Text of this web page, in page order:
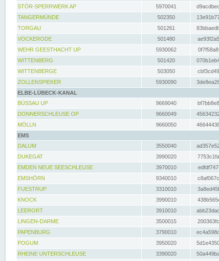
STÖR-SPERRWERK AP 5970041
TANGERMÜNDE
502350
TORGAU
501261
VOCKERODE
501480
WEHR GEESTHACHT UP
5930062
WITTENBERG
501420
WITTENBERGE
503050
ZOLLENSPIEKER
5930090
ELBE-LÜBECK-KANAL
BÜSSAU UP
9669040
DONNERSCHLEUSE OP
9660049
MÖLLN
9660050
EMS
DALUM
3550040
DUKEGAT
3990020
EMDEN NEUE SEESCHLEUSE
3970010
EMSHÖRN
9340010
FUESTRUP
3310010
KNOCK
3990010
LEERORT
3910010
LINGEN-DARME
3500015
PAPENBURG
3790010
POGUM
3950020
RHEINE UNTERSCHLEUSE
3390020